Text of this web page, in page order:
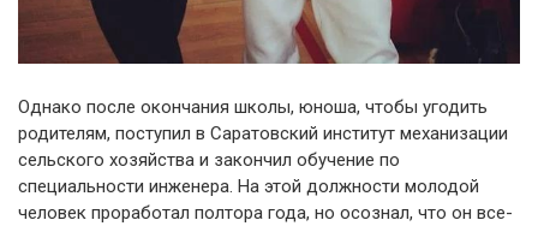
Однако после окончания школы, юноша, чтобы угодить
родителям, поступил в Саратовский институт механизации
сельского хозяйства и закончил обучение по
специальности инженера. На этой должности молодой
человек проработал полтора года, но осознал, что он все-